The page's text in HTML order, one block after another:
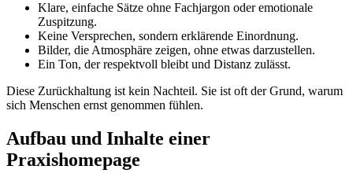
Klare, einfache Sätze ohne Fachjargon oder emotionale
Zuspitzung.
Keine Versprechen, sondern erklärende Einordnung.
Bilder, die Atmosphäre zeigen, ohne etwas darzustellen.
Ein Ton, der respektvoll bleibt und Distanz zulässt.
Diese Zurückhaltung ist kein Nachteil. Sie ist oft der Grund, warum
sich Menschen ernst genommen fühlen.
Aufbau und Inhalte einer
Praxishomepage